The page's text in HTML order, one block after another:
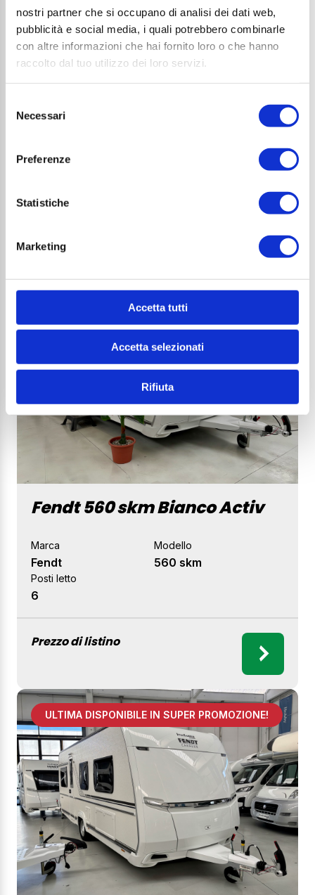
nostri partner che si occupano di analisi dei dati web,
pubblicità e social media, i quali potrebbero combinarle
con altre informazioni che hai fornito loro o che hanno
raccolto dal tuo utilizzo dei loro servizi.
delNecessari
Preferenze
Statistiche
Marketing
Accetta tutti
Accetta selezionati
Rifiuta
Fendt 495 skm Apero
Posti letto
Fendt 560 skm Bianco Activ
Marca
Fendt
Modello
560 skm
Posti letto
6
Prezzo di listino
ULTIMA DISPONIBILE IN SUPER PROMOZIONE!